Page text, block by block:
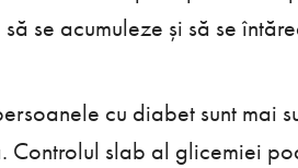
se acumuleze și să se
cu diabet sunt mai
Controlul slab al glicemiei